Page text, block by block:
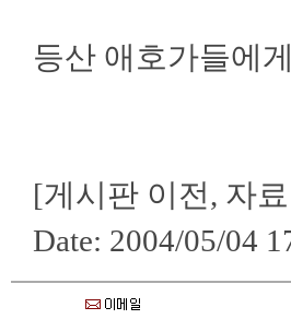
등산 애호가들에
[게시판 이전, 자
Date: 2004/05/04